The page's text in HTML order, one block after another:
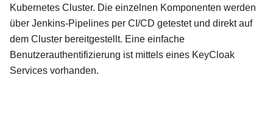
Kubernetes Cluster. Die einzelnen Komponenten werden
über Jenkins-Pipelines per CI/CD getestet und direkt auf
dem Cluster bereitgestellt. Eine einfache
Benutzerauthentifizierung ist mittels eines KeyCloak
Services vorhanden.